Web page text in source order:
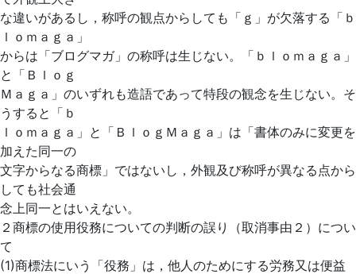
な違いがあるし，称呼の観点からしても「ｇ」が欠落する「ｂ
ｌｏｍａｇａ」
からは「ブログマガ」の称呼は生じない。「ｂｌｏｍａｇａ」
と「Ｂｌｏｇ
Ｍａｇａ」のいずれも造語であって特段の観念を生じない。そ
うすると「ｂ
ｌｏｍａｇａ」と「ＢｌｏｇＭａｇａ」は「書体のみに変更を
加えた同一の
文字からなる商標」ではないし，外観及び称呼が異なる点から
しても社会通
念上同一とはいえない。
２商標の使用役務についての判断の誤り（取消事由２）につい
て
(1)商標法にいう「役務」は，他人のためにする労務又は便益